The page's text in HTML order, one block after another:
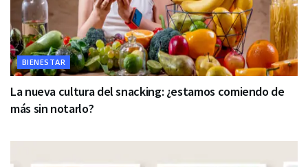
BIENESTAR
La nueva cultura del snacking: ¿estamos comiendo de
más sin notarlo?